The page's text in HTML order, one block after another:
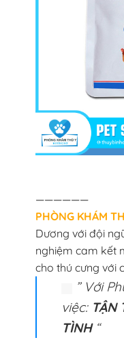
——————
PHÒNG KHÁM
Dương với đội
nghiệm cam kết
cho thú cưng với
” Với
việc: TẬN
TÌNH“